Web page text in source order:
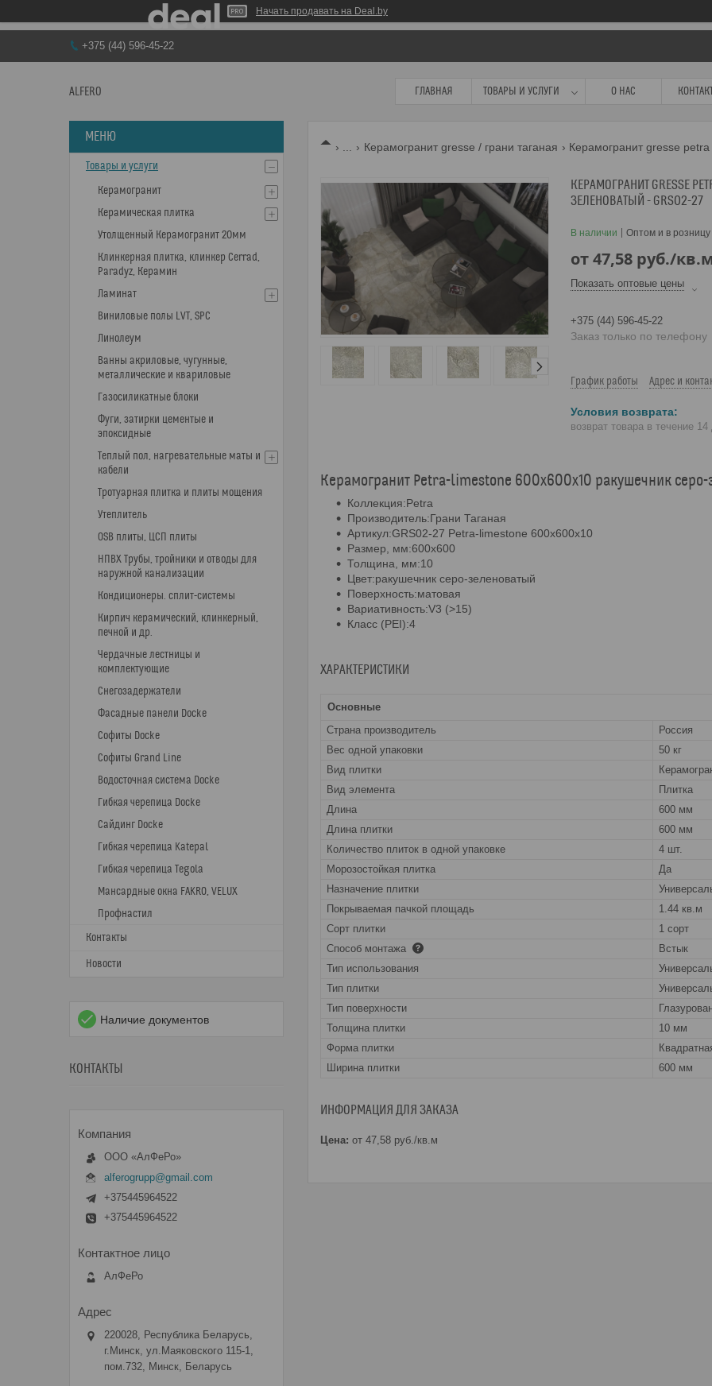
Начать продавать на Deal.by
+375 (44) 596-45-22
ALFERO ГЛАВНАЯ ТОВАРЫ И УСЛУГИ О НАС
Керамогранит gresse / грани таганая
КЕРАМОГРАНИТ GRESSE
ЗЕЛЕНОВАТЫЙ - GRS02-27
В наличии Оптом и в розницу
от47,58 руб./
Показать оптовые цены
+375 (44) 596-45-22
Заказ только по телефону
График работы Адрес и
возврат товара в течение 14
Керамогранит Petra-limestone 600х600х10 ракушечник серо-
Коллекция:Petra
Производитель:Грани Таганая
Артикул:GRS02-27 Petra-limestone 600х600х10
Размер, мм:600х600
Толщина, мм:10
Цвет:ракушечник серо-зеленоватый
Поверхность:матовая
Вариативность:V3 (>15)
Класс (PEI):4
ХАРАКТЕРИСТИКИ
Основные
Страна производитель
Россия
Вес одной упаковки
50 кг
Вид плитки
Вид элемента
Плитка
Длина
600 мм
Длина плитки
600 мм
Количество плиток в одной упаковке
4 шт.
Морозостойкая плитка
Да
Назначение плитки
Покрываемая пачкой площадь
1.44 кв.м
Сорт плитки
1 сорт
Способ монтажа
Встык
Тип использования
Тип плитки
Тип поверхности
Толщина плитки
10 мм
Форма плитки
Ширина плитки
600 мм
ИНФОРМАЦИЯ ДЛЯ ЗАКАЗА
Цена: от 47,58 руб./кв.м
Товары и услуги
Керамогранит
Керамическая плитка
Утолщенный Керамогранит 20мм
Клинкерная плитка, клинкер Cerrad,
Paradyz, Керамин
Ламинат
Виниловые полы LVT, SPC
Линолеум
Ванны акриловые, чугунные,
металлические и квариловые
Газосиликатные блоки
Фуги, затирки цементые и
эпоксидные
Теплый пол, нагревательные маты и
кабели
Тротуарная плитка и плиты мощения
Утеплитель
OSB плиты, ЦСП плиты
НПВХ Трубы, тройники и отводы для
наружной канализации
Кондиционеры. сплит-системы
Кирпич керамический, клинкерный,
печной и др.
Чердачные лестницы и
комплектующие
Снегозадержатели
Фасадные панели Docke
Софиты Docke
Софиты Grand Line
Водосточная система Docke
Гибкая черепица Docke
Сайдинг Docke
Гибкая черепица Katepal
Гибкая черепица Tegola
Мансардные окна FAKRO, VELUX
Профнастил
Контакты
Новости
Наличие документов
КОНТАКТЫ
ООО «АлФеРо»
alferogrupp@gmail.com
+375445964522
+375445964522
АлФеРо
220028, Республика Беларусь,
г.Минск, ул.Маяковского 115-1,
пом.732, Минск, Беларусь